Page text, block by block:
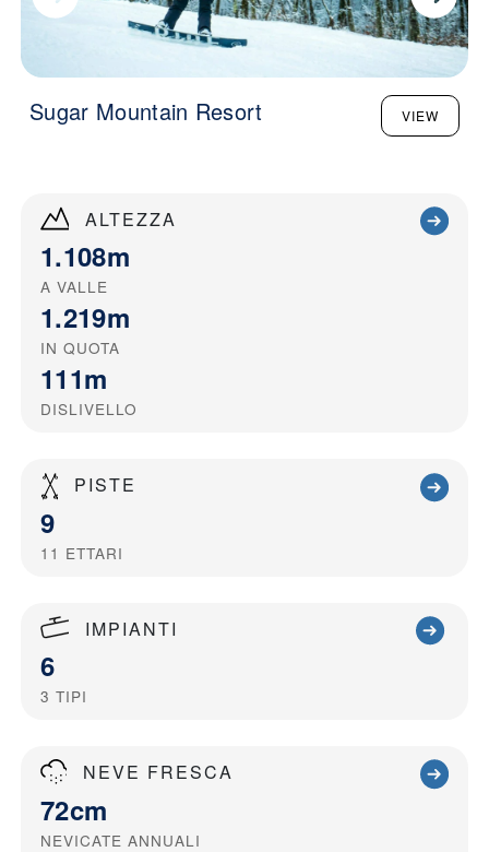
ALTEZZA
1.108m
A VALLE
1.219m
IN QUOTA
111m
DISLIVELLO
PISTE
9
11 ETTARI
IMPIANTI
6
3 TIPI
NEVE FRESCA
72cm
NEVICATE ANNUALI
Sugar Mountain Resort VIEW